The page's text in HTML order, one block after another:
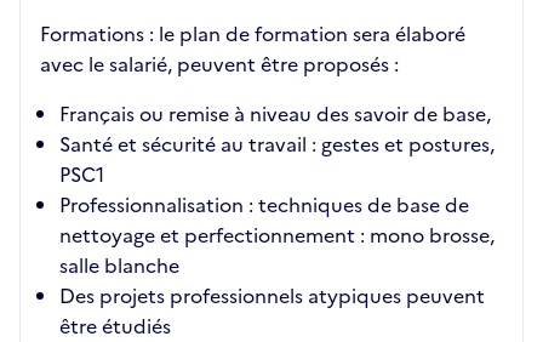
Formations : le plan de formation sera élaboré
avec le salarié, peuvent être proposés :
Français ou remise à niveau des savoir de base,
Santé et sécurité au travail : gestes et postures,
PSC1
Professionnalisation : techniques de base de
nettoyage et perfectionnement : mono brosse,
salle blanche
Des projets professionnels atypiques peuvent
être étudiés